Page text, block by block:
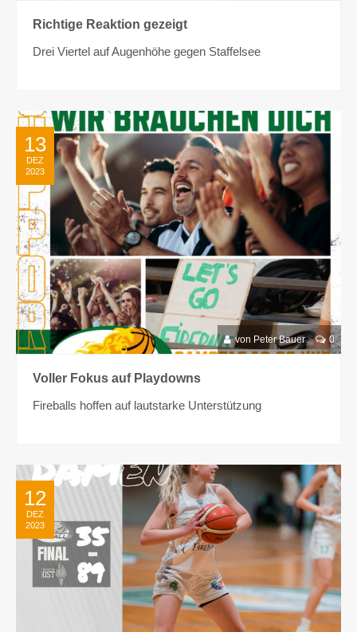
Richtige Reaktion gezeigt
Drei Viertel auf Augenhöhe gegen Staffelsee
13
DEZ
2023
von Peter Bauer 0
Voller Fokus auf Playdowns
Fireballs hoffen auf lautstarke Unterstützung
12
DEZ
2023